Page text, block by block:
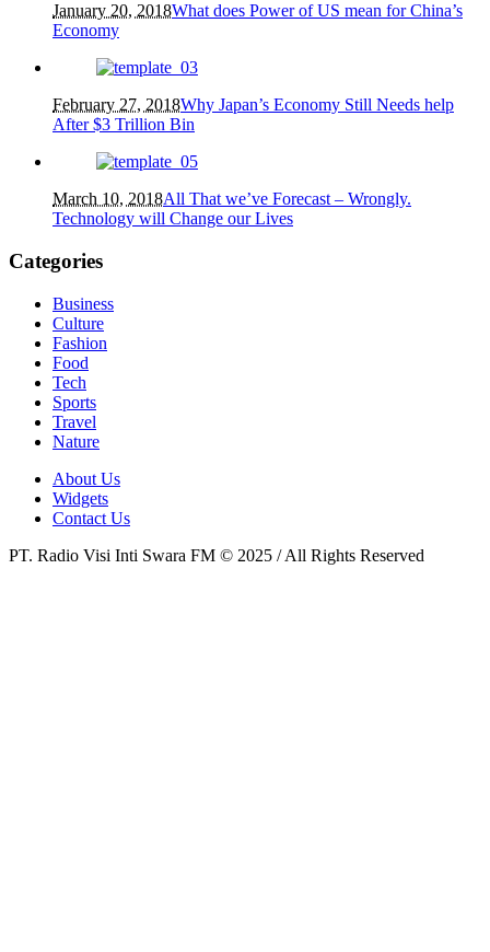
January 20, 2018What does Power of US mean for China’s
Economy
February 27, 2018Why Japan’s Economy Still Needs help
After $3 Trillion Bin
March 10, 2018All That we’ve Forecast – Wrongly.
Technology will Change our Lives
Categories
Business
Culture
Fashion
Food
Tech
Sports
Travel
Nature
About Us
Widgets
Contact Us
PT. Radio Visi Inti Swara FM © 2025 / All Rights Reserved